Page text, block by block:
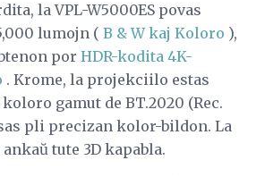
la VPL-W5000ES povas
lumojn ( B & W kaj Koloro ),
por HDR-kodita 4K-
. Krome, la projekciilo estas
gamut de BT.2020 (Rec.
pli precizan kolor-bildon. La
tute 3D kapabla.